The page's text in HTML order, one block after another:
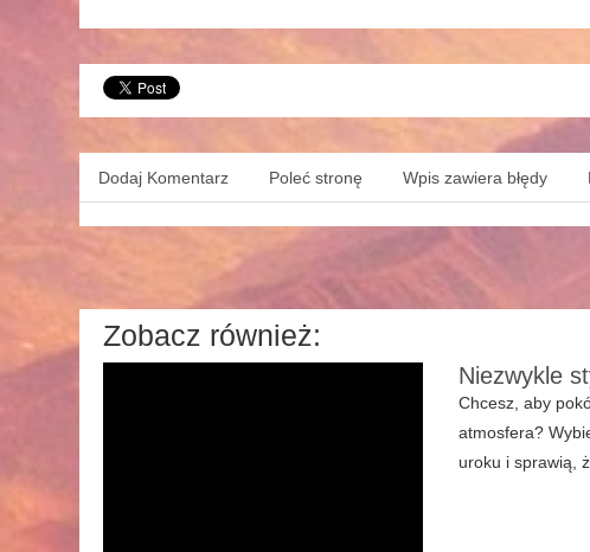
Dodaj Komentarz Poleć stronę Wpis zawiera błędy
Zobacz również:
Niezwykle
Chcesz, aby
atmosfera?
uroku i sprawią,